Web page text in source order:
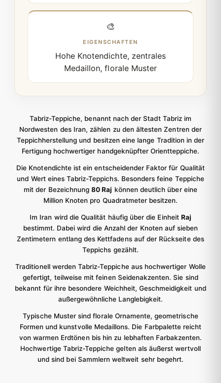
🎨
EIGENSCHAFTEN
Hohe Knotendichte, zentrales
Medaillon, florale Muster
Tabriz-Teppiche, benannt nach der Stadt Tabriz im
Nordwesten des Iran, zählen zu den ältesten Zentren der
Teppichherstellung und besitzen eine lange Tradition in der
Fertigung hochwertiger handgeknüpfter Orientteppiche.
Die Knotendichte ist ein entscheidender Faktor für Qualität
und Wert eines Tabriz-Teppichs. Besonders feine Teppiche
mit der Bezeichnung80 Raj können deutlich über eine
Million Knoten pro Quadratmeter besitzen.
Im Iran wird die Qualität häufig über die Einheit Raj
bestimmt. Dabei wird die Anzahl der Knoten auf sieben
Zentimetern entlang des Kettfadens auf der Rückseite des
Teppichs gezählt.
Traditionell werden Tabriz-Teppiche aus hochwertiger Wolle
gefertigt, teilweise mit feinen Seidenakzenten. Sie sind
bekannt für ihre besondere Weichheit, Geschmeidigkeit und
außergewöhnliche Langlebigkeit.
Typische Muster sind florale Ornamente, geometrische
Formen und kunstvolle Medaillons. Die Farbpalette reicht
von warmen Erdtönen bis hin zu lebhaften Farbakzenten.
Hochwertige Tabriz-Teppiche gelten als äußerst wertvoll
und sind bei Sammlern weltweit sehr begehrt.